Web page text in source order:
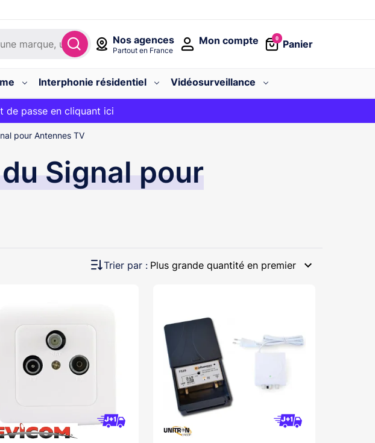
Nos agences
Partout en France
0
Panier
Mon compte
Interphonie résidentiel
Vidéosurveillance
24/48h gratuite avec le code
passe en cliquant ici
pour Antennes TV
Signal pour
Trier par : Plus grande quantité en premier expand_more